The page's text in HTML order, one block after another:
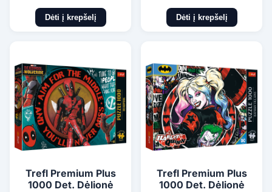
Dėti į krepšelį Dėti į krepšelį
Trefl Premium Plus
1000 Det. Dėlionė
Trefl Premium Plus
1000 Det. Dėlionė